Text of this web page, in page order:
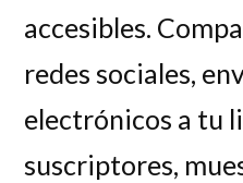
accesibles.
redes sociales,
electrónicos a tu
suscriptores,